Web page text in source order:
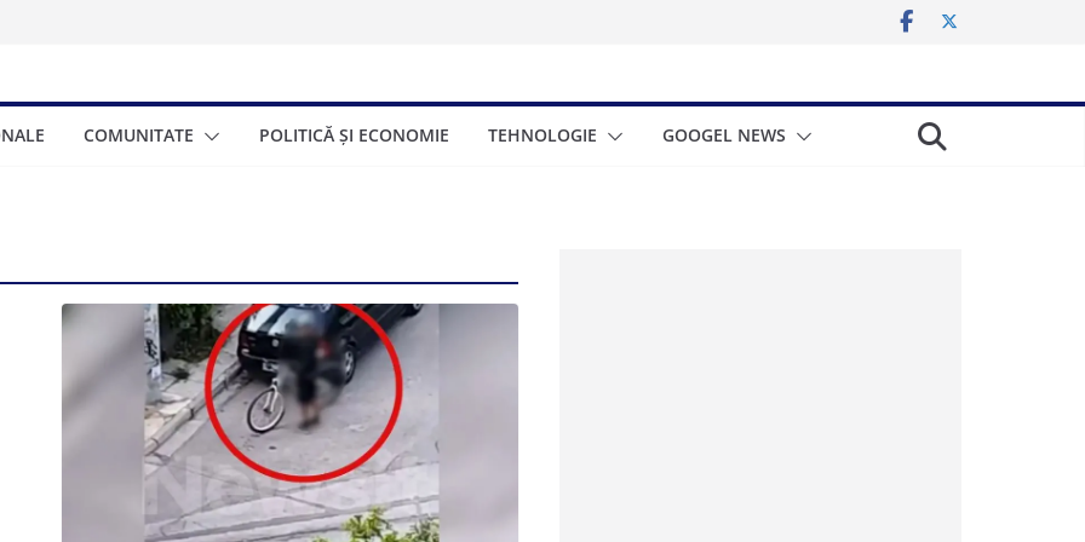
17 ani:
de trei zile
gratuiteCOMUNITATE POLITICĂ ȘI ECONOMIE TEHNOLOGIE GOOGEL NEWS